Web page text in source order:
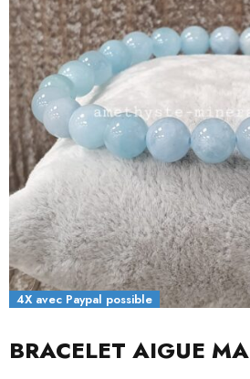
4X avec Paypal possible
BRACELET AIGUE